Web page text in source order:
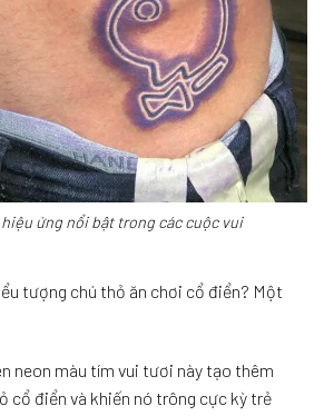
ứng nổi bật trong các cuộc vui
tượng chú thỏ ăn chơi cổ điển? Một
neon màu tím vui tươi này tạo thêm
cổ điển và khiến nó trông cực kỳ trẻ